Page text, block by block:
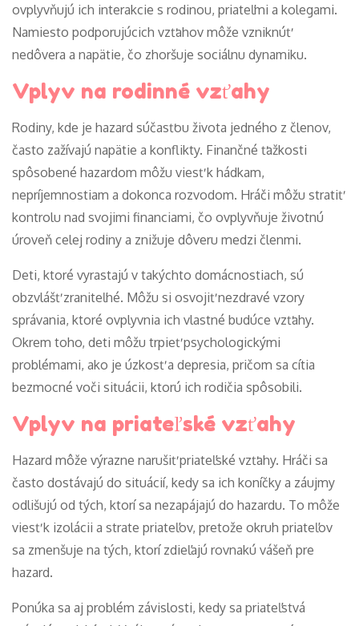
ovplyvňujú ich interakcie s rodinou, priateľmi a kolegami.
Namiesto podporujúcich vzťahov môže vzniknúť
nedôvera a napätie, čo zhoršuje sociálnu dynamiku.
Vplyv na rodinné vzťahy
Rodiny, kde je hazard súčasťou života jedného z členov,
často zažívajú napätie a konflikty. Finančné ťažkosti
spôsobené hazardom môžu viesť k hádkam,
nepríjemnostiam a dokonca rozvodom. Hráči môžu stratiť
kontrolu nad svojimi financiami, čo ovplyvňuje životnú
úroveň celej rodiny a znižuje dôveru medzi členmi.
Deti, ktoré vyrastajú v takýchto domácnostiach, sú
obzvlášť zraniteľné. Môžu si osvojiť nezdravé vzory
správania, ktoré ovplyvnia ich vlastné budúce vzťahy.
Okrem toho, deti môžu trpieť psychologickými
problémami, ako je úzkosť a depresia, pričom sa cítia
bezmocné voči situácii, ktorú ich rodičia spôsobili.
Vplyv na priateľské vzťahy
Hazard môže výrazne narušiť priateľské vzťahy. Hráči sa
často dostávajú do situácií, kedy sa ich koníčky a záujmy
odlišujú od tých, ktorí sa nezapájajú do hazardu. To môže
viesť k izolácii a strate priateľov, pretože okruh priateľov
sa zmenšuje na tých, ktorí zdieľajú rovnakú vášeň pre
hazard.
Ponúka sa aj problém závislosti, kedy sa priateľstvá